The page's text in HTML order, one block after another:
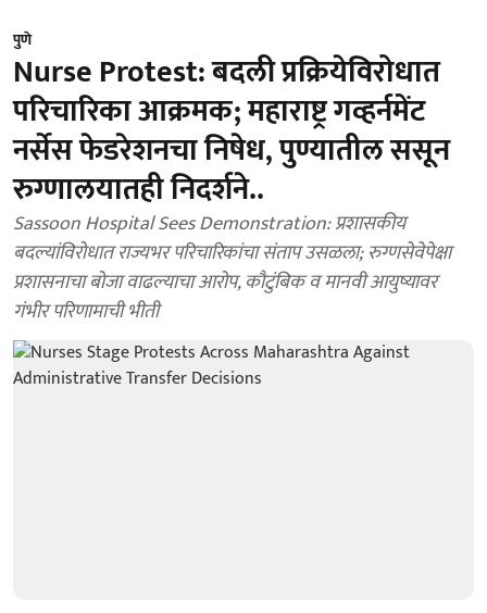
पुणे
Nurse Protest: बदली प्रक्रियेविरोधात
परिचारिका आक्रमक; महाराष्ट्र गव्हर्नमेंट
नर्सेस फेडरेशनचा निषेध, पुण्यातील ससून
रुग्णालयातही निदर्शने..
Sassoon Hospital Sees Demonstration: प्रशासकीय
बदल्यांविरोधात राज्यभर परिचारिकांचा संताप उसळला; रुग्णसेवेपेक्षा
प्रशासनाचा बोजा वाढल्याचा आरोप, कौटुंबिक व मानवी आयुष्यावर
गंभीर परिणामाची भीती